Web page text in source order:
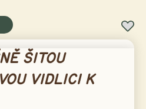
ŠITOU
VIDLICI K